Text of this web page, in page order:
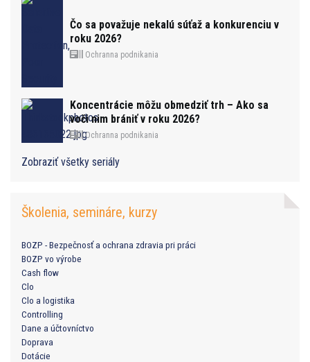
Čo sa považuje nekalú súťaž a konkurenciu v
roku 2026?
Ochranna podnikania
Koncentrácie môžu obmedziť trh – Ako sa
voči nim brániť v roku 2026?
Ochranna podnikania
Zobraziť všetky seriály
Školenia, semináre, kurzy
BOZP - Bezpečnosť a ochrana zdravia pri práci
BOZP vo výrobe
Cash flow
Clo
Clo a logistika
Controlling
Dane a účtovníctvo
Doprava
Dotácie